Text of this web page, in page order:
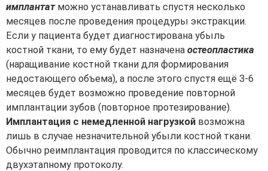
имплантатможно устанавливать спустя несколько
месяцев после проведения процедуры экстракции.
Если у пациента будет диагностирована убыль
костной ткани, то ему будет назначена остеопластика
(наращивание костной ткани для формирования
недостающего объема), а после этого спустя ещё 3-6
месяцев будет возможно проведение повторной
имплантации зубов (повторное протезирование).
Имплантация с немедленной нагрузкой возможна
лишь в случае незначительной убыли костной ткани.
Обычно реимплантация проводится по классическому
двухэтапному протоколу.